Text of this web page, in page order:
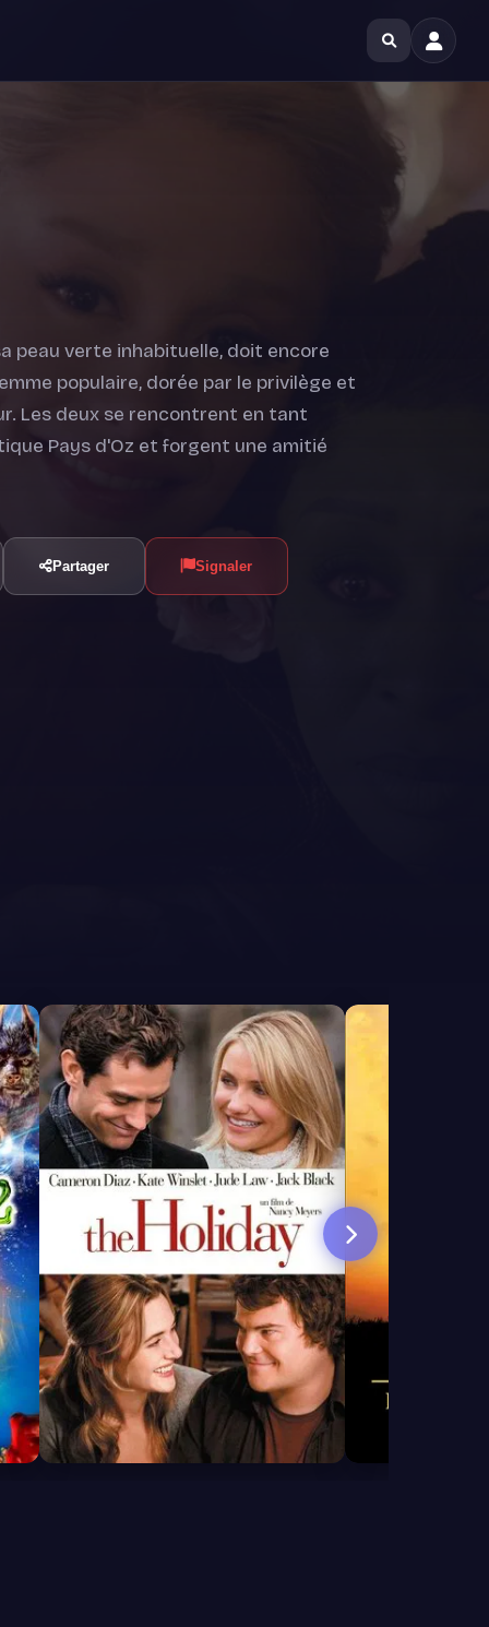
peau verte inhabituelle, doit encore
populaire, dorée par le privilège et
Les deux se rencontrent en tant
Pays d'Oz et forgent une amitié
Partager Signaler
7.1